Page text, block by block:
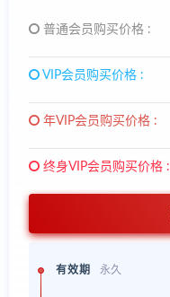
普通会员购买价格 :
VIP会员购买价格 :
年VIP会员购买价格 :
终身VIP会员购买价格 :
有效期 永久